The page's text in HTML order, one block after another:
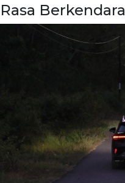
Rasa Berkendara